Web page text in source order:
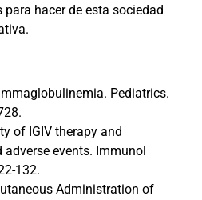
hacer de esta sociedad
Pediatrics.
of IGIV therapy and
events. Immunol
132.
Administration of